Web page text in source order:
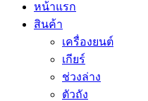
หน้าแรก
สินค้า
เครื่องยนต์
เกียร์
ช่วงล่าง
ตัวถัง